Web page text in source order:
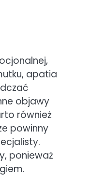
apatia
objawy
również
powinny
ponieważ